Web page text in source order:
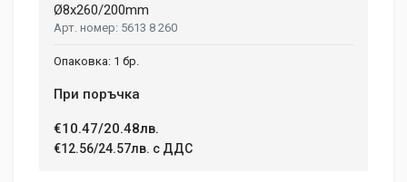
Ø8x260/200mm
5613 8 260
1 бр.
При поръчка
€10.47/20.48лв.
€12.56/24.57лв. с ДДС